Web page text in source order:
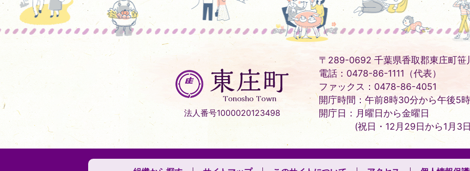
東
庄
町
Tonosho
Town
法人番号1000020123498
〒289-0692 千葉県香取郡東庄町笹
電話：0478-86-1111（代表）
ファックス：0478-86-4051
開庁時間：午前8時30分から午後5
開庁日：月曜日から金曜日
(祝日・12月29日から1月3